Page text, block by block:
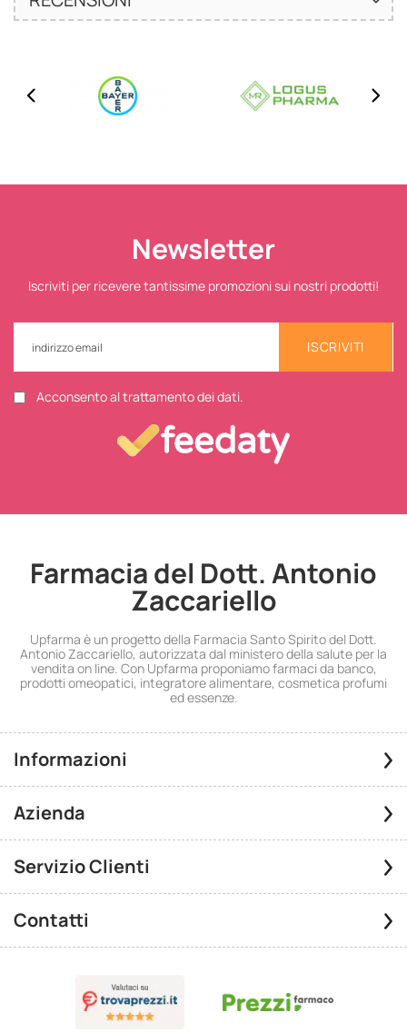
Newsletter
Iscriviti per ricevere tantissime promozioni sui nostri prodotti!
ISCRIVITI
Acconsento al trattamento dei dati.
Farmacia del Dott. Antonio
Zaccariello
Upfarma è un progetto della Farmacia Santo Spirito del Dott.
Antonio Zaccariello, autorizzata dal ministero della salute per la
vendita on line. Con Upfarma proponiamo farmaci da banco,
prodotti omeopatici, integratore alimentare, cosmetica profumi
ed essenze.
Informazioni
Azienda
Servizio Clienti
Contatti